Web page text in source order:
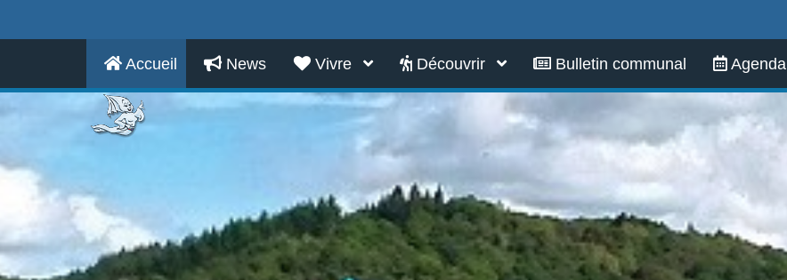
Accueil News Vivre Découvrir Bulletin communal Agenda